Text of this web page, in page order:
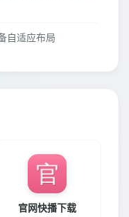
自适应布局
官网快播下载